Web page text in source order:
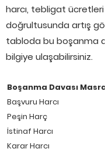
harcı, tebligat
doğrultusunda artış
tabloda bu boşanma
bilgiye ulaşabilirsiniz.
Boşanma Davası
Başvuru Harcı
Peşin Harç
İstinaf Harcı
Karar Harcı